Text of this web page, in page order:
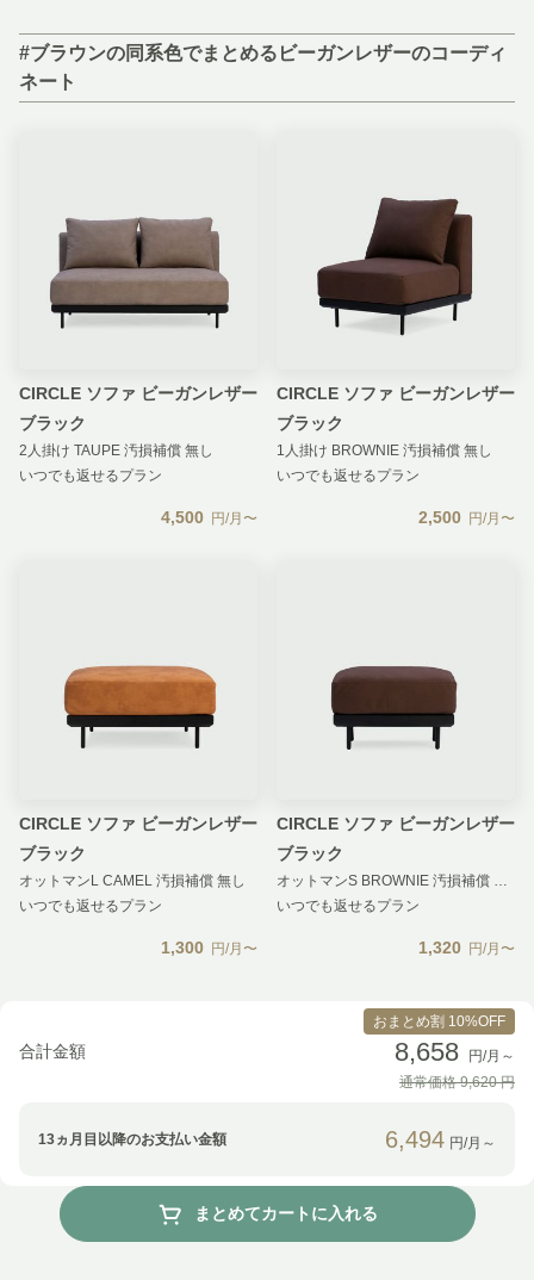
#ブラウンの同系色でまとめるビーガンレザーのコーディ
ネート
CIRCLE ソファ ビーガンレザー
ブラック
2人掛け TAUPE 汚損補償 無し
いつでも返せるプラン
4,500 円/月〜
CIRCLE ソファ ビーガンレザー
ブラック
1人掛け BROWNIE 汚損補償 無し
いつでも返せるプラン
2,500 円/月〜
CIRCLE ソファ ビーガンレザー
ブラック
オットマンL CAMEL 汚損補償 無し
いつでも返せるプラン
1,300 円/月〜
CIRCLE ソファ ビーガンレザー
ブラック
オットマンS BROWNIE 汚損補償 無し
いつでも返せるプラン
1,320 円/月〜
合計金額
おまとめ割 10%OFF
8,658
円/月～
通常価格 9,620 円
13ヵ月目以降のお支払い金額 6,494 円/月～
まとめてカートに入れる